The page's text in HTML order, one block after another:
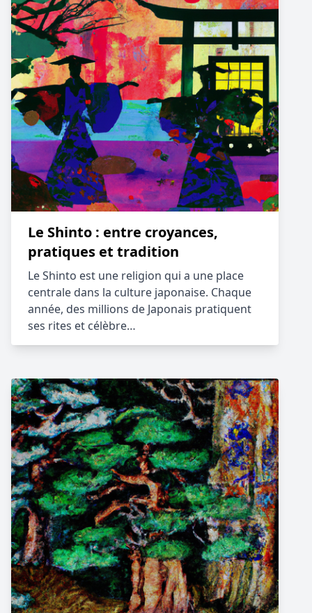
Le Shinto : entre croyances,
pratiques et tradition
Le Shinto est une religion qui a une place
centrale dans la culture japonaise. Chaque
année, des millions de Japonais pratiquent
ses rites et célèbre…